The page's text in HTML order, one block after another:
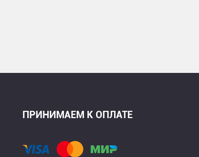
ПРИНИМАЕМ К ОПЛАТЕ